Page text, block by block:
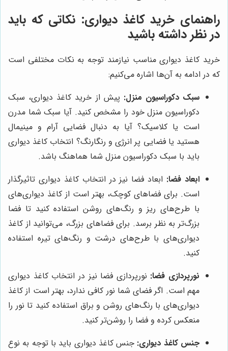
راهنمای خرید کاغذ دیواری: نکاتی که باید
در نظر داشته باشید
خرید کاغذ دیواری مناسب نیازمند توجه به نکات مختلفی است
که در ادامه به آن‌ها اشاره می‌کنیم:
سبک دکوراسیون منزل: پیش از خرید کاغذ دیواری، سبک
دکوراسیون منزل خود را مشخص کنید. آیا سبک شما مدرن
است یا کلاسیک؟ آیا به دنبال فضایی آرام و مینیمال
هستید یا فضایی پر انرژی و رنگارنگ؟ انتخاب کاغذ دیواری
باید با سبک دکوراسیون منزل شما هماهنگ باشد.
ابعاد فضا: ابعاد فضا نیز در انتخاب کاغذ دیواری تاثیرگذار
است. برای فضاهای کوچک، بهتر است از کاغذ دیواری‌های
با طرح‌های ریز و رنگ‌های روشن استفاده کنید تا فضا
بزرگ‌تر به نظر برسد. برای فضاهای بزرگ، می‌توانید از کاغذ
دیواری‌های با طرح‌های درشت و رنگ‌های تیره استفاده
کنید.
نورپردازی فضا: نورپردازی فضا نیز در انتخاب کاغذ دیواری
مهم است. اگر فضای شما نور کافی ندارد، بهتر است از کاغذ
دیواری‌های با رنگ‌های روشن و براق استفاده کنید تا نور را
منعکس کرده و فضا را روشن‌تر کنید.
جنس کاغذ دیواری: جنس کاغذ دیواری باید با توجه به نوع